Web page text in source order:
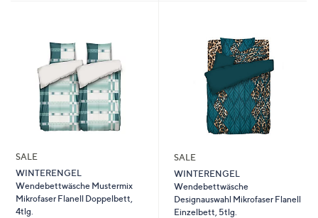
SALE
WINTERENGEL
Wendebettwäsche Mustermix
Mikrofaser Flanell Doppelbett,
4tlg.
SALE
WINTERENGEL
Wendebettwäsche
Designauswahl Mikrofaser Flanell
Einzelbett, 5tlg.